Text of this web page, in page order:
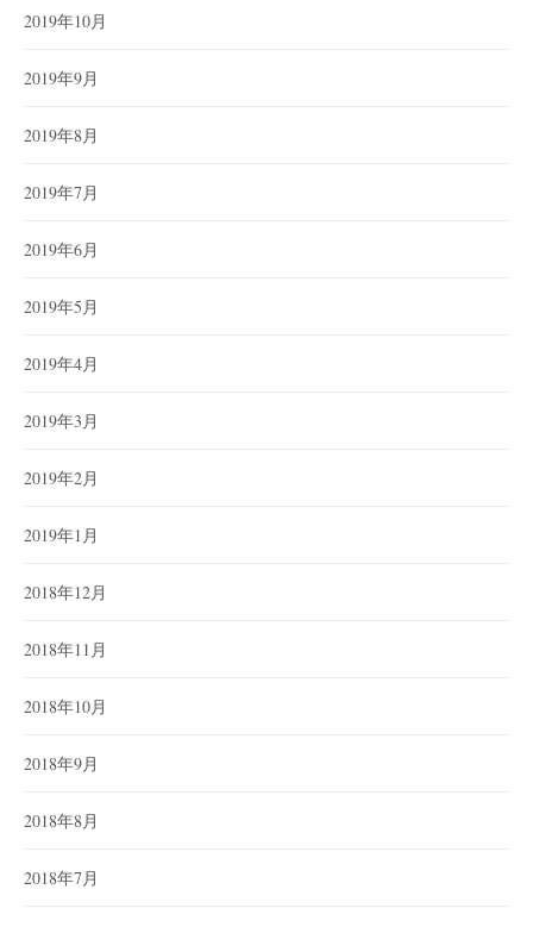
2019年10月
2019年9月
2019年8月
2019年7月
2019年6月
2019年5月
2019年4月
2019年3月
2019年2月
2019年1月
2018年12月
2018年11月
2018年10月
2018年9月
2018年8月
2018年7月